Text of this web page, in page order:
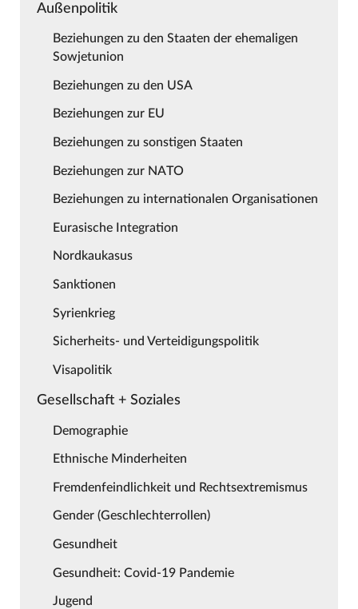
Außenpolitik
Beziehungen zu den Staaten der ehemaligen
Sowjetunion
Beziehungen zu den USA
Beziehungen zur EU
Beziehungen zu sonstigen Staaten
Beziehungen zur NATO
Beziehungen zu internationalen Organisationen
Eurasische Integration
Nordkaukasus
Sanktionen
Syrienkrieg
Sicherheits- und Verteidigungspolitik
Visapolitik
Gesellschaft + Soziales
Demographie
Ethnische Minderheiten
Fremdenfeindlichkeit und Rechtsextremismus
Gender (Geschlechterrollen)
Gesundheit
Gesundheit: Covid-19 Pandemie
Jugend